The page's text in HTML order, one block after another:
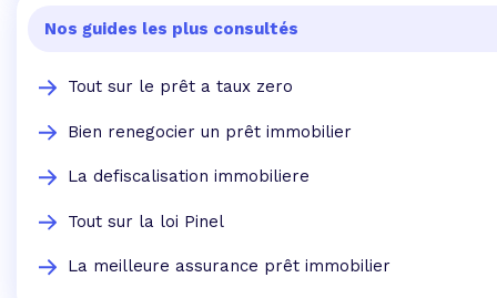
Nos guides les plus consultés
Tout sur le prêt a taux zero
Bien renegocier un prêt immobilier
La defiscalisation immobiliere
Tout sur la loi Pinel
La meilleure assurance prêt immobilier